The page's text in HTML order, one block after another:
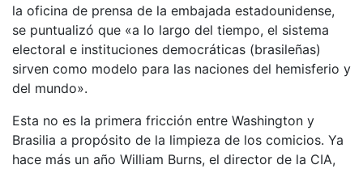
la oficina de prensa de la embajada estadounidense,
se puntualizó que «a lo largo del tiempo, el sistema
electoral e instituciones democráticas (brasileñas)
sirven como modelo para las naciones del hemisferio y
del mundo».
Esta no es la primera fricción entre Washington y
Brasilia a propósito de la limpieza de los comicios. Ya
hace más un año William Burns, el director de la CIA,